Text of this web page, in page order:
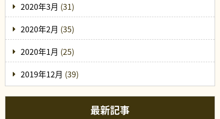
2020年3月 (31)
2020年2月 (35)
2020年1月 (25)
2019年12月 (39)
最新記事